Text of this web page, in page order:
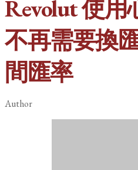
Revolut 使用
不再需要換
間匯率
Author